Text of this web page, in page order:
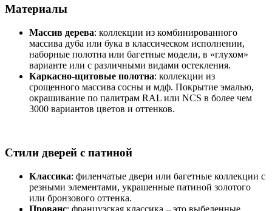
Материалы
Массив дерева: коллекции из комбинированного
массива дуба или бука в классическом исполнении,
наборные полотна или багетные модели, в «глухом»
варианте или с различными видами остекления.
Каркасно-щитовые полотна: коллекции из
срощенного массива сосны и мдф. Покрытие эмалью,
окрашивание по палитрам RAL или NCS в более чем
3000 вариантов цветов и оттенков.
Стили дверей с патиной
Классика: филенчатые двери или багетные коллекции с
резными элементами, украшенные патиной золотого
или бронзового оттенка.
Прованс: французская классика – это выбеленные